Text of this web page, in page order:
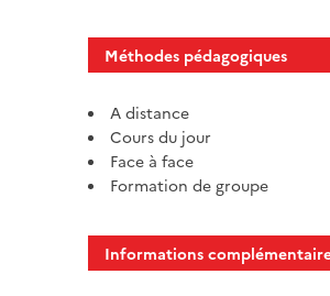
Méthodes pédagogiques
A distance
Cours du jour
Face à face
Formation de groupe
Informations